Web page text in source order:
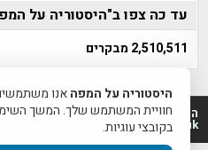
עד כה צפו ב"היסטוריה על
2,510,511 מבקרים
www.mapah.co.il | www.tegart.uk
היסטוריה על המפה
חוויית המשתמש שלך. המשך
בקובצי עוגיות.